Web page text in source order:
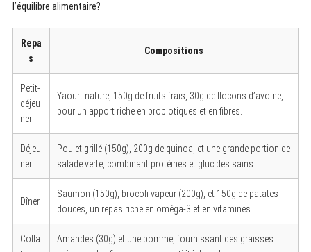
l’équilibre alimentaire?
Repa
s
Compositions
Petit-
déjeu
ner
Yaourt nature, 150g de fruits frais, 30g de flocons d’avoine,
pour un apport riche en probiotiques et en fibres.
Déjeu
ner
Poulet grillé (150g), 200g de quinoa, et une grande portion de
salade verte, combinant protéines et glucides sains.
Dîner
Saumon (150g), brocoli vapeur (200g), et 150g de patates
douces, un repas riche en oméga-3 et en vitamines.
Colla
Amandes (30g) et une pomme, fournissant des graisses
e